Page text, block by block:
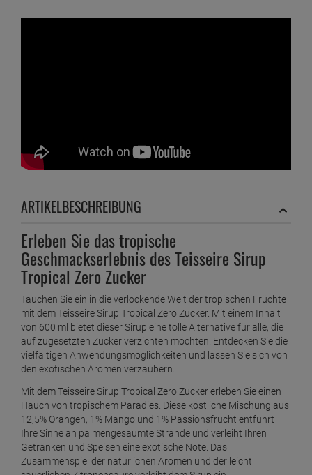
ARTIKELBESCHREIBUNG
Erleben Sie das tropische
Geschmackserlebnis des Teisseire Sirup
Tropical Zero Zucker
Tauchen Sie ein in die verlockende Welt der tropischen Früchte
mit dem Teisseire Sirup Tropical Zero Zucker. Mit einem Inhalt
von 600 ml bietet dieser Sirup eine tolle Alternative für alle, die
auf zugesetzten Zucker verzichten möchten. Entdecken Sie die
vielfältigen Anwendungsmöglichkeiten und lassen Sie sich von
den exotischen Aromen verzaubern.
Mit dem Teisseire Sirup Tropical Zero Zucker erleben Sie einen
Hauch von tropischem Paradies. Diese köstliche Mischung aus
12,5% Orangen, 1% Mango und 1% Passionsfrucht entführt
Ihre Sinne an palmengesäumte Strände und verleiht Ihren
Getränken und Speisen eine exotische Note. Das
Zusammenspiel der natürlichen Aromen und der leicht